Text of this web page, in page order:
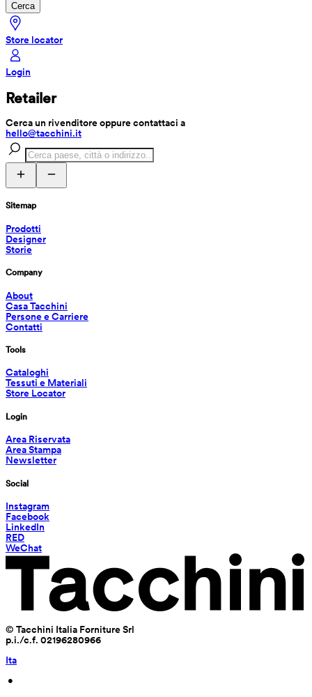
Cerca
Store locator
Login
Retailer
Cerca un rivenditore oppure contattaci a
hello@tacchini.it
Sitemap
Prodotti
Designer
Storie
Company
About
Casa Tacchini
Persone e Carriere
Contatti
Tools
Cataloghi
Tessuti e Materiali
Store Locator
Login
Area Riservata
Area Stampa
Newsletter
Social
Instagram
Facebook
LinkedIn
RED
WeChat
© Tacchini Italia Forniture Srl
p.i./c.f. 02196280966
Ita
•